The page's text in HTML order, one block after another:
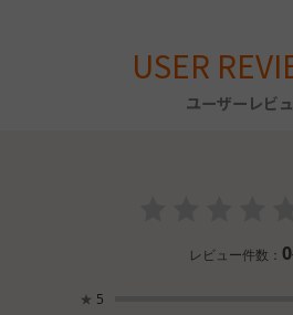
USER
ユーザーレビ
レビュー件数：0
★ 5